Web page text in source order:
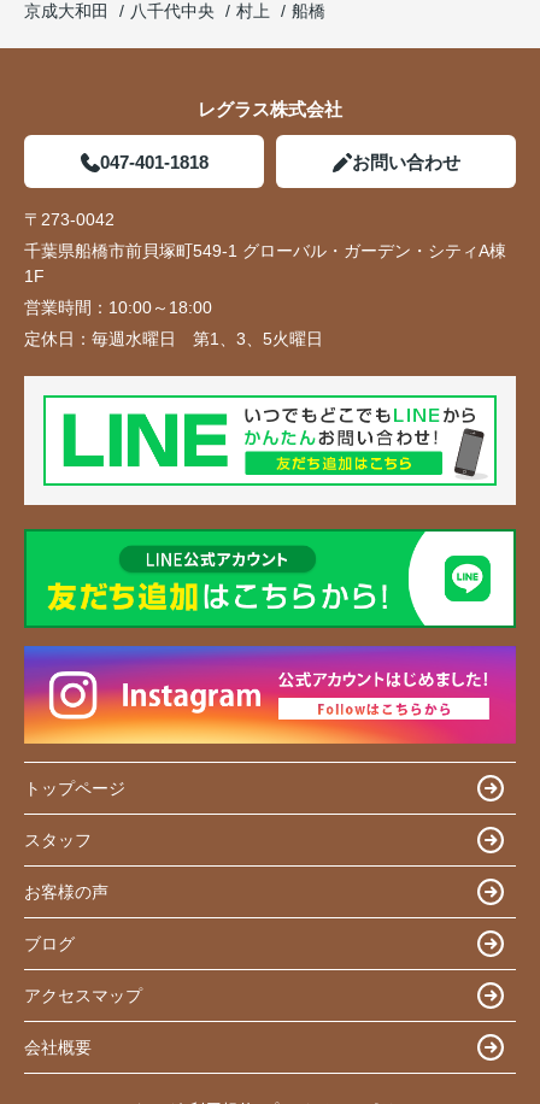
京成大和田
八千代中央 村上 船橋
レグラス株式会社
047-401-1818 お問い合わせ
〒273-0042
千葉県船橋市前貝塚町549-1 グローバル・ガーデン・シティA棟
1F
営業時間： 10:00～18:00
定休日： 毎週水曜日 第1、3、5火曜日
トップページ
スタッフ
お客様の声
ブログ
アクセスマップ
会社概要